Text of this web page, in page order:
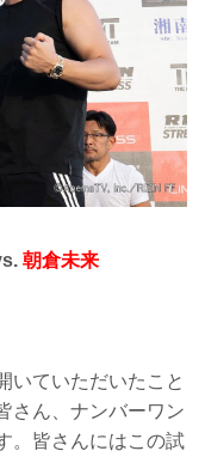
朝倉未来
いていただいたこと
さん、ナンバーワン
。皆さんにはこの試